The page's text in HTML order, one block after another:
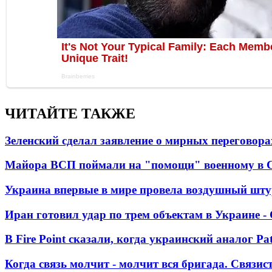
ЧИТАЙТЕ ТАКЖЕ
Зеленский сделал заявление о мирных
Майора ВСП поймали на "помощи" военному в
Украина впервые в мире провела воздушный
Иран готовил удар по трем объектам в Украине
В Fire Point сказали, когда украинский аналог
Когда связь молчит - молчит вся бригада.